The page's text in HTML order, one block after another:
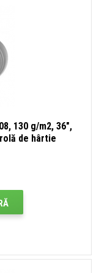
130 g/m2, 36",
de hârtie